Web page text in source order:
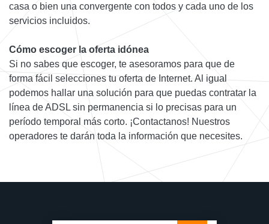
casa o bien una convergente con todos y cada uno de los
servicios incluidos.
Cómo escoger la oferta idónea
Si no sabes que escoger, te asesoramos para que de
forma fácil selecciones tu oferta de Internet. Al igual
podemos hallar una solución para que puedas contratar la
línea de ADSL sin permanencia si lo precisas para un
período temporal más corto. ¡Contactanos! Nuestros
operadores te darán toda la información que necesites.